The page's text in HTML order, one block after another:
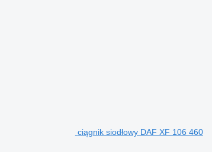
ciągnik siodłowy DAF XF 106 460